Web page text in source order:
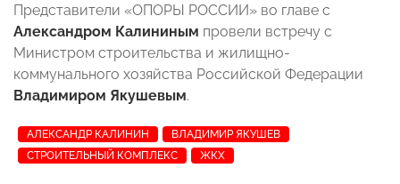
Представители «ОПОРЫ РОССИИ» во главе с
Александром Калининым провели встречу с
Министром строительства и жилищно-
коммунального хозяйства Российской Федерации
Владимиром Якушевым.
АЛЕКСАНДР КАЛИНИН
ВЛАДИМИР ЯКУШЕВ
СТРОИТЕЛЬНЫЙ КОМПЛЕКС
ЖКХ